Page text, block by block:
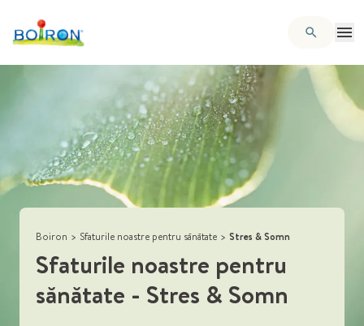
Boiron > Sfaturile noastre pentru sănătate > Stres & Somn
Sfaturile noastre pentru
sănătate - Stres & Somn